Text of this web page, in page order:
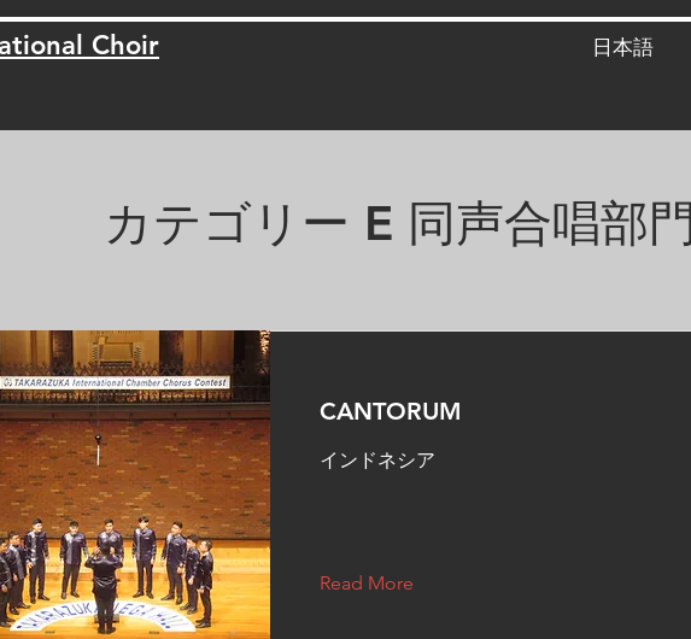
日本語
Choir
カテゴリー E 同声合唱部門
CANTORUM
インドネシア
Read More